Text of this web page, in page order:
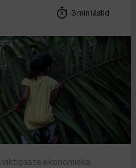
3 min lästid
viktigaste ekonomiska